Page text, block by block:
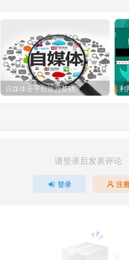
自媒体全平台运营基础
请登录后发表评论
登录 注